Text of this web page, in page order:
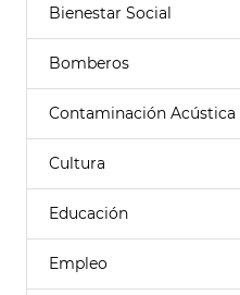
Bienestar Social
Bomberos
Contaminación Acústica
Cultura
Educación
Empleo